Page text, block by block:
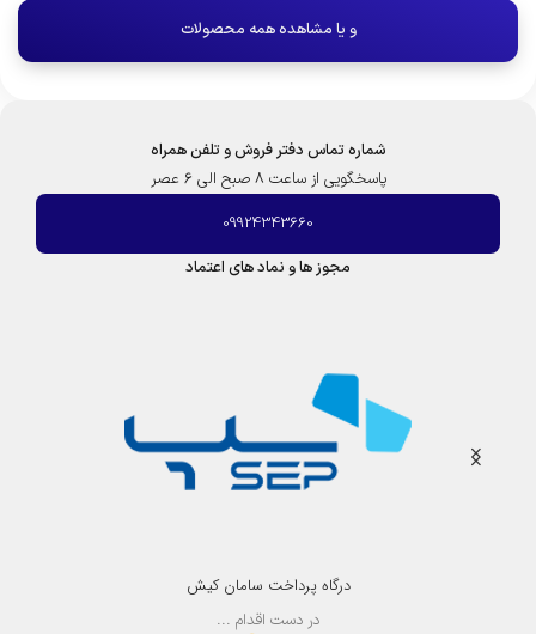
و یا مشاهده همه محصولات
شماره تماس دفتر فروش و تلفن همراه
پاسخگویی از ساعت 8 صبح الی 6 عصر
09924343660
مجوز ها و نماد های اعتماد
درگاه پرداخت سامان کیش
در دست اقدام ...